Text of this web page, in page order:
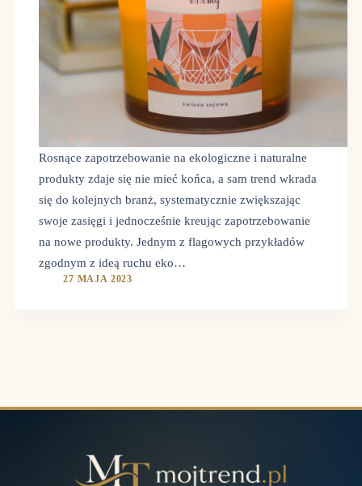
Rosnące zapotrzebowanie na ekologiczne i naturalne
produkty zdaje się nie mieć końca, a sam trend wkrada
się do kolejnych branż, systematycznie zwiększając
swoje zasięgi i jednocześnie kreując zapotrzebowanie
na nowe produkty. Jednym z flagowych przykładów
zgodnym z ideą ruchu eko…
27 MAJA 2023